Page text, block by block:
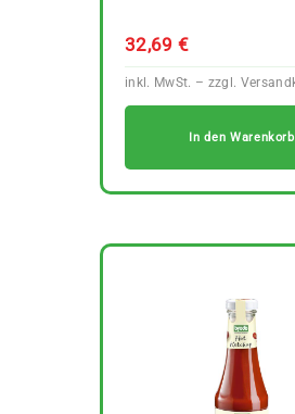
32,69€
In den Warenkorb